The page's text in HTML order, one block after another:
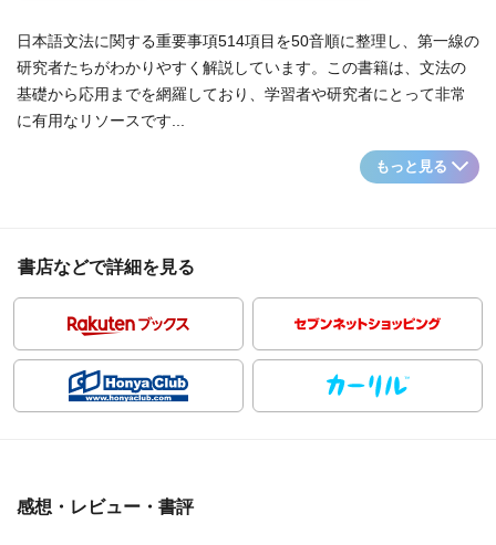
日本語文法に関する重要事項514項目を50音順に整理し、第一線の
研究者たちがわかりやすく解説しています。この書籍は、文法の
基礎から応用までを網羅しており、学習者や研究者にとって非常
に有用なリソースです...
もっと見る
書店などで詳細を見る
感想・レビュー・書評